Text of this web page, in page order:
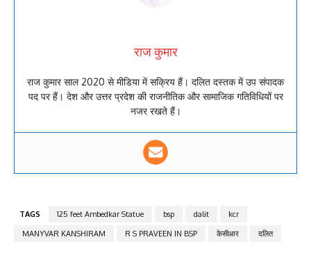
राज कुमार
राज कुमार साल 2020 से मीडिया में सक्रिय हैं। दलित दस्तक में उप संपादक
पद पर हैं। देश और उत्तर प्रदेश की राजनीतिक और सामाजिक गतिविधियों पर
नजर रखते हैं।
TAGS 125 feet Ambedkar Statue bsp dalit
kcr
MANYVAR KANSHIRAM
R S PRAVEEN IN BSP केसीआर दलित